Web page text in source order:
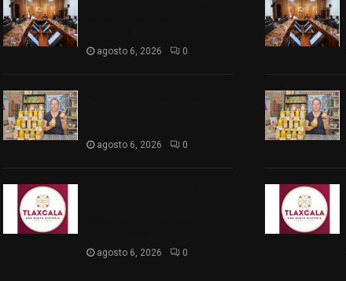
agosto 6, 2026 0
agosto 6, 2026 0
agosto 6, 2026 0